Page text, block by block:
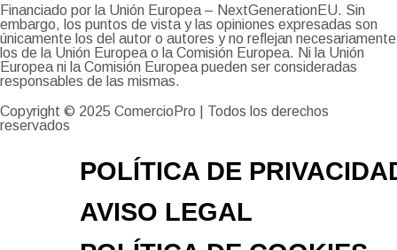
Financiado por la Unión Europea – NextGenerationEU. Sin
embargo, los puntos de vista y las opiniones expresadas son
únicamente los del autor o autores y no reflejan necesariamente
los de la Unión Europea o la Comisión Europea. Ni la Unión
Europea ni la Comisión Europea pueden ser consideradas
responsables de las mismas.
Copyright © 2025 ComercioPro | Todos los derechos
reservados
POLÍTICA DE
AVISO LEGAL